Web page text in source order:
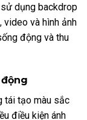
dụng backdrop
video và hình ảnh
động và thu
tái tạo màu sắc
điều kiện ánh